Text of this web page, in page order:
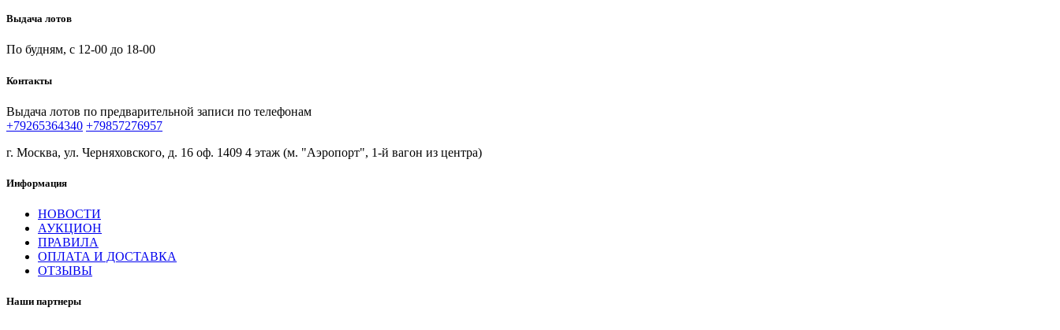
Выдача лотов
По будням, с 12-00 до 18-00
Контакты
Выдача лотов по предварительной записи по телефонам
+79265364340 +79857276957
г. Москва, ул. Черняховского, д. 16 оф. 1409 4 этаж (м. "Аэропорт", 1-й вагон из центра)
Информация
НОВОСТИ
АУКЦИОН
ПРАВИЛА
ОПЛАТА И ДОСТАВКА
ОТЗЫВЫ
Наши партнеры